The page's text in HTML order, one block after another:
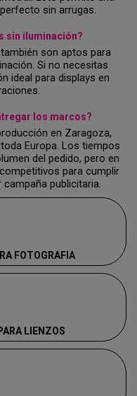
sin arrugas.
sin iluminación?
son aptos para
Si no necesitas
ideal para displays en
los marcos?
en Zaragoza,
Europa. Los tiempos
del pedido, pero en
para cumplir
publicitaria.
FOTOGRAFIA
LIENZOS